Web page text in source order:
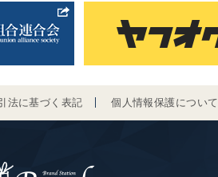
法に基づく表記 個人情報保護について